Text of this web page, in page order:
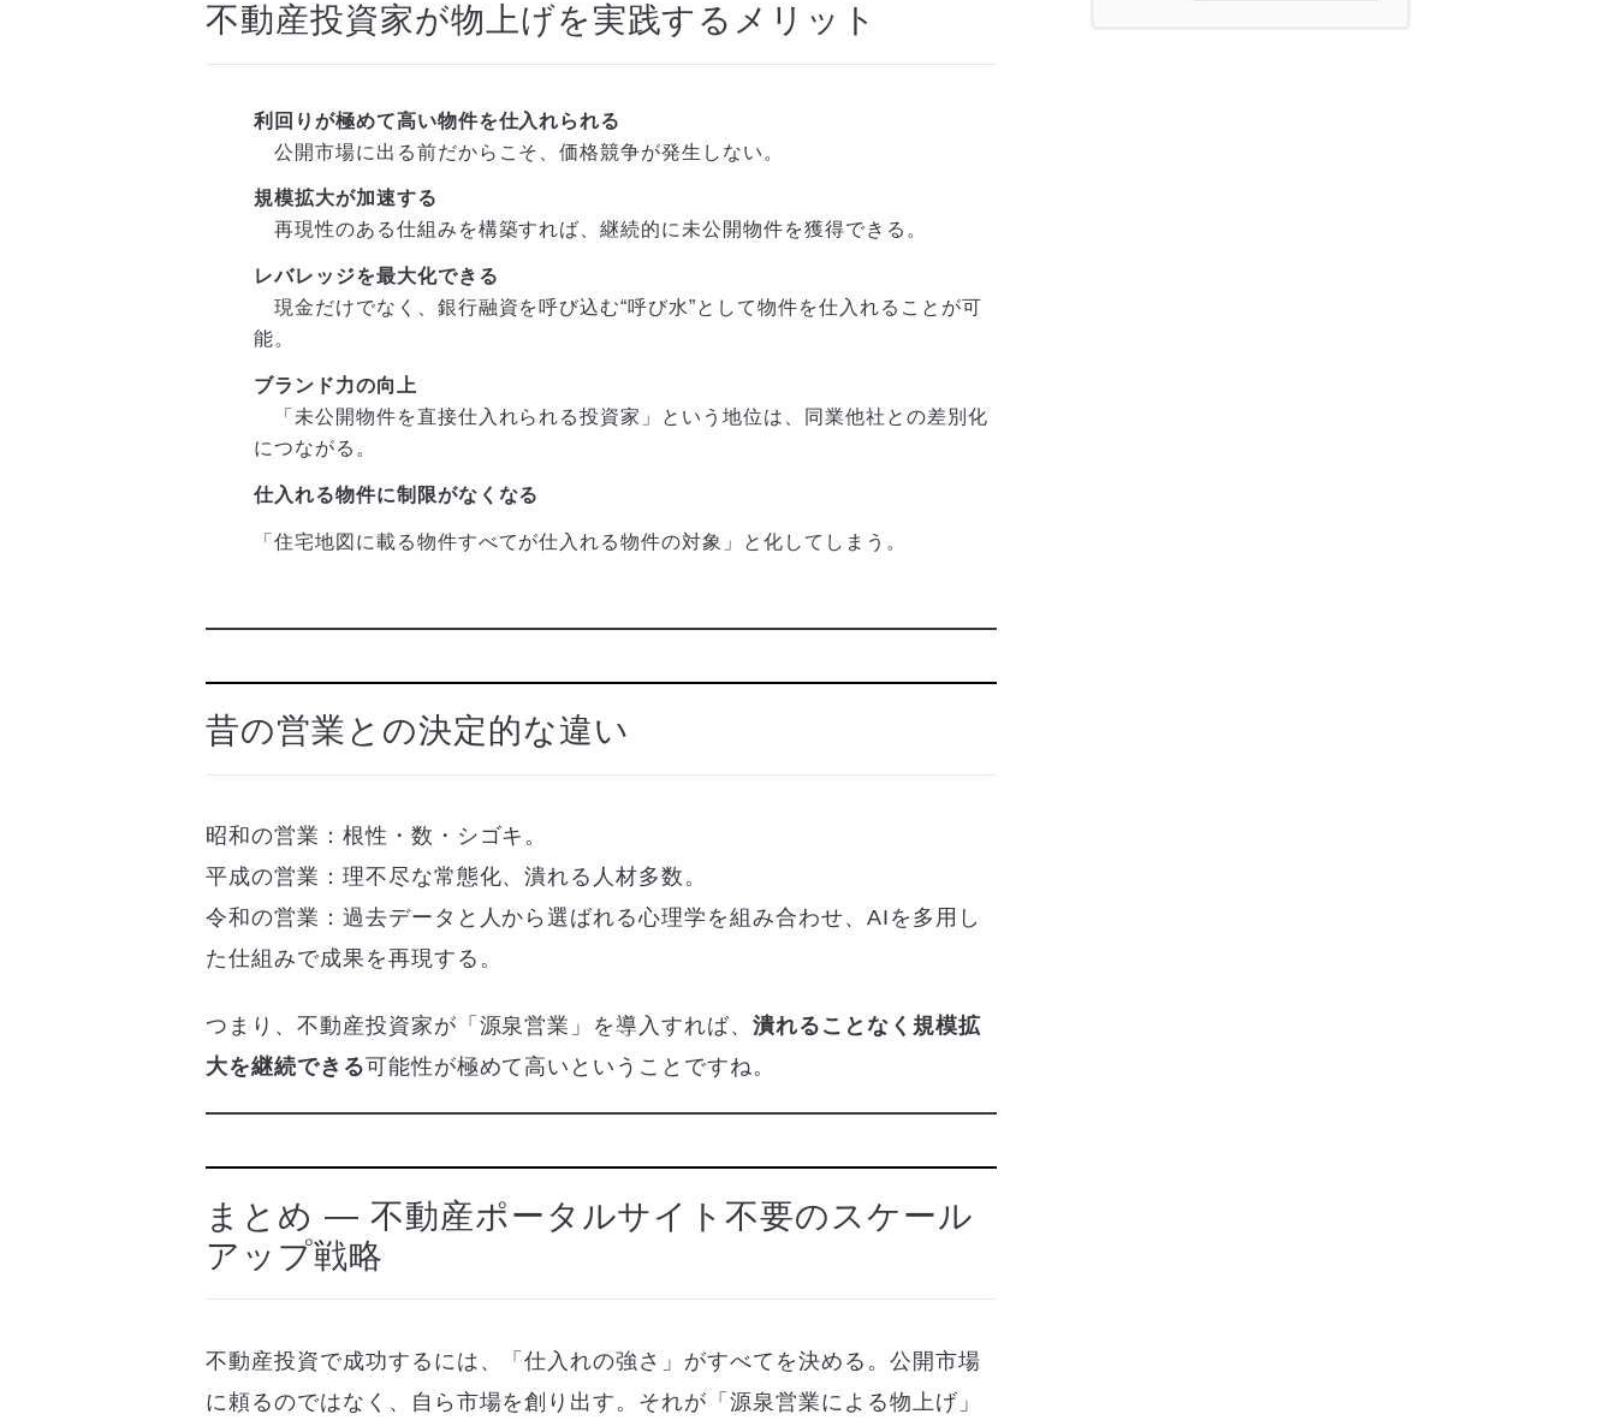
不動産投資家が物上げを実践するメリット
利回りが極めて高い物件を仕入れられる
公開市場に出る前だからこそ、価格競争が発生しない。
規模拡大が加速する
再現性のある仕組みを構築すれば、継続的に未公開物件を獲得できる。
レバレッジを最大化できる
現金だけでなく、銀行融資を呼び込む“呼び水”として物件を仕入れることが可
能。
ブランド力の向上
「未公開物件を直接仕入れられる投資家」という地位は、同業他社との差別化
につながる。
仕入れる物件に制限がなくなる
「住宅地図に載る物件すべてが仕入れる物件の対象」と化してしまう。
昔の営業との決定的な違い
昭和の営業：根性・数・シゴキ。
平成の営業：理不尽な常態化、潰れる人材多数。
令和の営業：過去データと人から選ばれる心理学を組み合わせ、AIを多用し
た仕組みで成果を再現する。
つまり、不動産投資家が「源泉営業」を導入すれば、潰れることなく規模拡
大を継続できる可能性が極めて高いということですね。
まとめ ― 不動産ポータルサイト不要のスケール
アップ戦略
不動産投資で成功するには、「仕入れの強さ」がすべてを決める。公開市場
に頼るのではなく、自ら市場を創り出す。それが「源泉営業による物上げ」